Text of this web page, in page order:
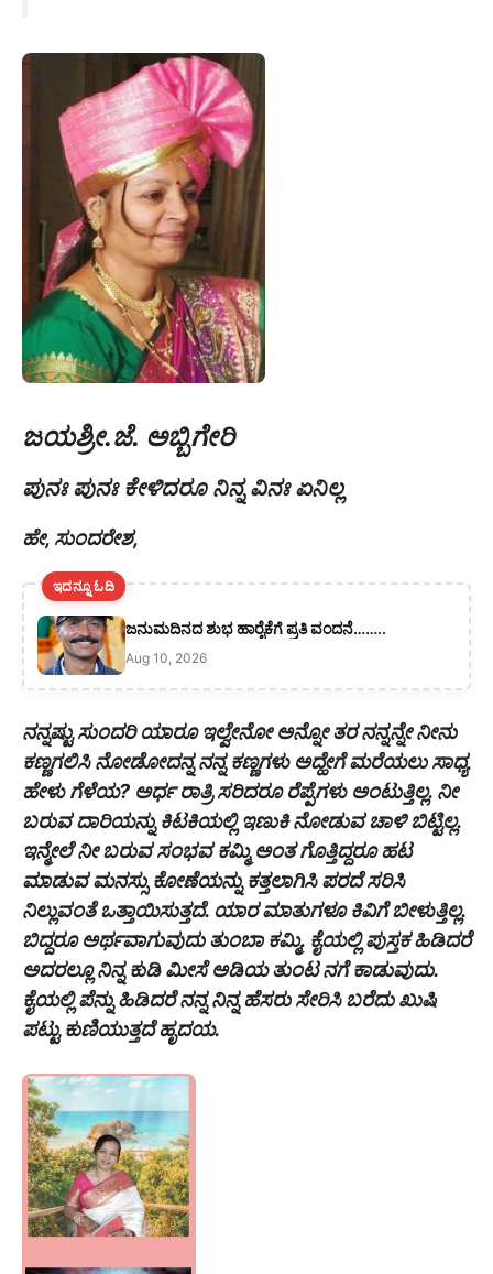
ಜಯಶ್ರೀ.ಜೆ. ಅಬ್ಬಿಗೇರಿ
ಪುನಃ ಪುನಃ ಕೇಳಿದರೂ ನಿನ್ನ ವಿನಃ ಏನಿಲ್ಲ
ಹೇ, ಸುಂದರೇಶ,
ಇದನ್ನೂ ಓದಿ
ಜನುಮದಿನದ ಶುಭ ಹಾರೈಕೆಗೆ ಪ್ರತಿ ವಂದನೆ……..
Aug 10, 2026
ನನ್ನಷ್ಟು ಸುಂದರಿ ಯಾರೂ ಇಲ್ವೇನೋ ಅನ್ನೋ ತರ ನನ್ನನ್ನೇ ನೀನು
ಕಣ್ಣಗಲಿಸಿ ನೋಡೋದನ್ನ ನನ್ನ ಕಣ್ಣಗಳು ಅದ್ಹೇಗೆ ಮರೆಯಲು ಸಾಧ್ಯ
ಹೇಳು ಗೆಳೆಯ? ಅರ್ಧ ರಾತ್ರಿ ಸರಿದರೂ ರೆಪ್ಪೆಗಳು ಅಂಟುತ್ತಿಲ್ಲ. ನೀ
ಬರುವ ದಾರಿಯನ್ನು ಕಿಟಕಿಯಲ್ಲಿ ಇಣುಕಿ ನೋಡುವ ಚಾಳಿ ಬಿಟ್ಟಿಲ್ಲ.
ಇನ್ಮೇಲೆ ನೀ ಬರುವ ಸಂಭವ ಕಮ್ಮಿ ಅಂತ ಗೊತ್ತಿದ್ದರೂ ಹಟ
ಮಾಡುವ ಮನಸ್ಸು ಕೋಣೆಯನ್ನು ಕತ್ತಲಾಗಿಸಿ ಪರದೆ ಸರಿಸಿ
ನಿಲ್ಲುವಂತೆ ಒತ್ತಾಯಿಸುತ್ತದೆ. ಯಾರ ಮಾತುಗಳೂ ಕಿವಿಗೆ ಬೀಳುತ್ತಿಲ್ಲ.
ಬಿದ್ದರೂ ಅರ್ಥವಾಗುವುದು ತುಂಬಾ ಕಮ್ಮಿ. ಕೈಯಲ್ಲಿ ಪುಸ್ತಕ ಹಿಡಿದರೆ
ಅದರಲ್ಲೂ ನಿನ್ನ ಕುಡಿ ಮೀಸೆ ಅಡಿಯ ತುಂಟ ನಗೆ ಕಾಡುವುದು.
ಕೈಯಲ್ಲಿ ಪೆನ್ನು ಹಿಡಿದರೆ ನನ್ನ ನಿನ್ನ ಹೆಸರು ಸೇರಿಸಿ ಬರೆದು ಖುಷಿ
ಪಟ್ಟು ಕುಣಿಯುತ್ತದೆ ಹೃದಯ.